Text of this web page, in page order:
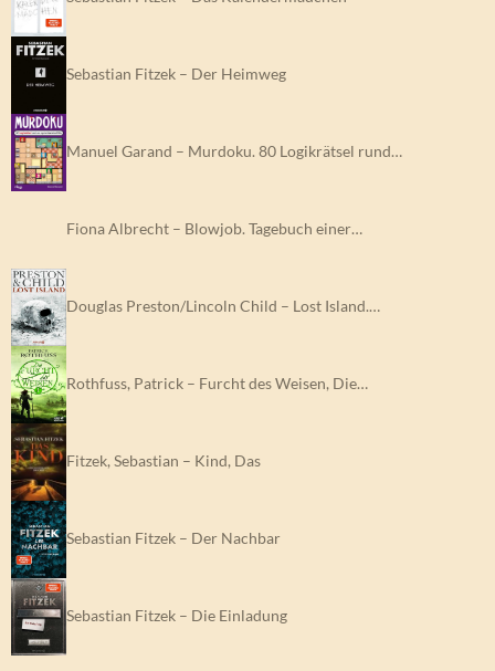
Sebastian Fitzek – Der Heimweg
Manuel Garand – Murdoku. 80 Logikrätsel rund…
Fiona Albrecht – Blowjob. Tagebuch einer…
Douglas Preston/Lincoln Child – Lost Island.…
Rothfuss, Patrick – Furcht des Weisen, Die…
Fitzek, Sebastian – Kind, Das
Sebastian Fitzek – Der Nachbar
Sebastian Fitzek – Die Einladung